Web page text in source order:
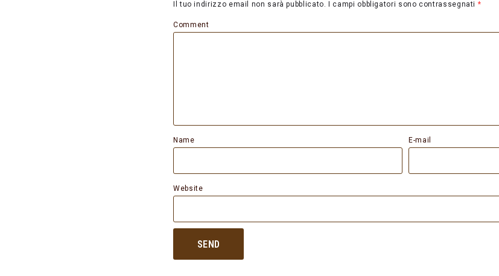
Il tuo indirizzo email non sarà pubblicato. I campi obbligatori sono contrassegnati *
Comment
Name E-mail
Website